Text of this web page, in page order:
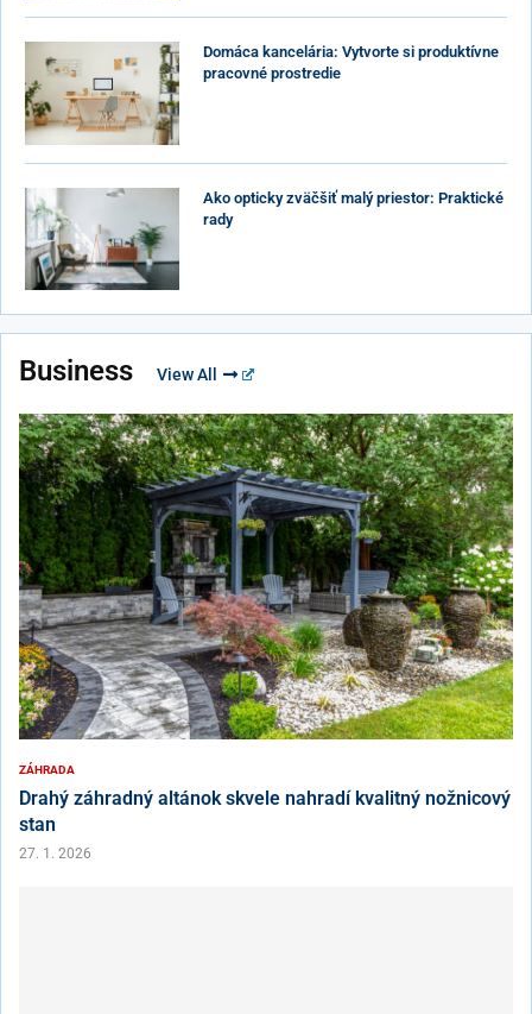
Domáca kancelária: Vytvorte si produktívne
pracovné prostredie
Ako opticky zväčšiť malý priestor: Praktické
rady
Business View All
ZÁHRADA
Drahý záhradný altánok skvele nahradí kvalitný nožnicový
stan
27. 1. 2026